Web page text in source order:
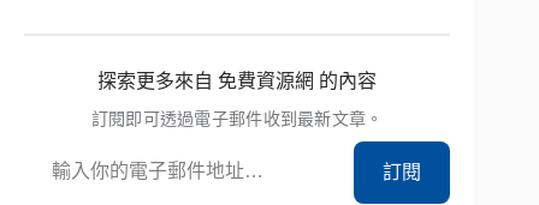
探索更多來自 免費資源網 的內容
訂閱即可透過電子郵件收到最新文章。
訂閱